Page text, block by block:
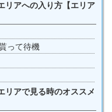
リアへの入り方【エリア
って待機
リアで見る時のオススメ